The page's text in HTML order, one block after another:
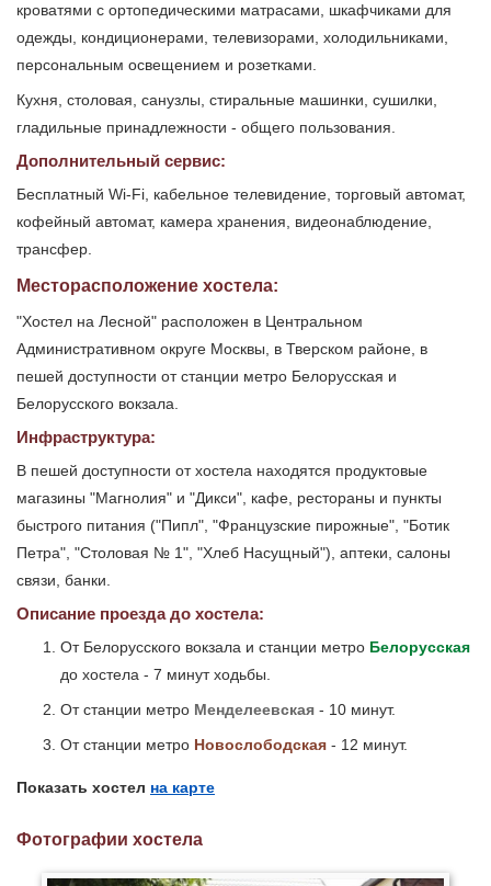
кроватями с ортопедическими матрасами, шкафчиками для
одежды, кондиционерами, телевизорами, холодильниками,
персональным освещением и розетками.
Кухня, столовая, санузлы, стиральные машинки, сушилки,
гладильные принадлежности - общего пользования.
Дополнительный сервис:
Бесплатный Wi-Fi, кабельное телевидение, торговый автомат,
кофейный автомат, камера хранения, видеонаблюдение,
трансфер.
Месторасположение хостела:
"Хостел на Лесной" расположен в Центральном
Административном округе Москвы, в Тверском районе, в
пешей доступности от станции метро Белорусская и
Белорусского вокзала.
Инфраструктура:
В пешей доступности от хостела находятся продуктовые
магазины "Магнолия" и "Дикси", кафе, рестораны и пункты
быстрого питания ("Пипл", "Французские пирожные", "Ботик
Петра", "Столовая № 1", "Хлеб Насущный"), аптеки, салоны
связи, банки.
Описание проезда до хостела:
От Белорусского вокзала и станции метро Белорусская
до хостела - 7 минут ходьбы.
От станции метро Менделеевская - 10 минут.
От станции метро Новослободская - 12 минут.
Показать хостел на карте
Фотографии хостела